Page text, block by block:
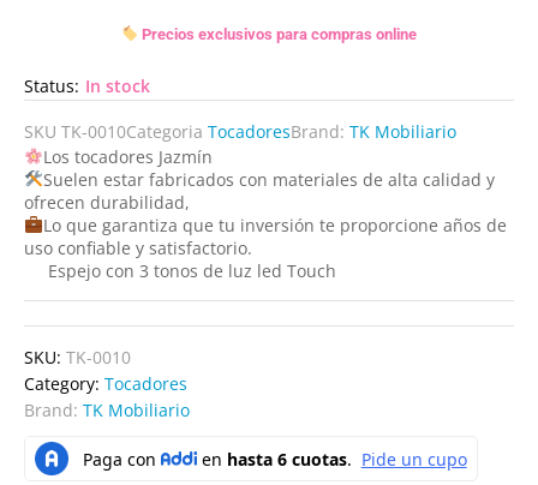
Precios exclusivos para compras online
Status: In stock
SKU TK-0010Categoria TocadoresBrand: TK Mobiliario
Los tocadores Jazmín
Suelen estar fabricados con materiales de alta calidad y
ofrecen durabilidad,
Lo que garantiza que tu inversión te proporcione años de
uso confiable y satisfactorio.
Espejo con 3 tonos de luz led Touch
SKU: TK-0010
Category: Tocadores
Brand: TK Mobiliario